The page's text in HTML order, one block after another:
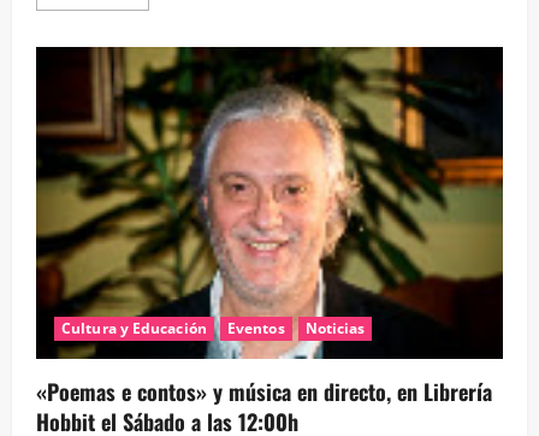
más
Cacikes,
Rock&Roll
en
Tempo23
el
Jueves
a
las
22h
Cultura y Educación Eventos Noticias
«Poemas e contos» y música en directo, en Librería
Hobbit el Sábado a las 12:00h